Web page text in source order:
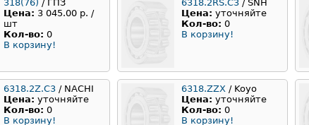
318(76) / ГПЗ
Цена: 3 045.00 р. /
шт
Кол-во: 0
В корзину!
6318.2RS.C3 / SNH
Цена: уточняйте
Кол-во: 0
В корзину!
6318.2Z.C3 / NACHI
Цена: уточняйте
Кол-во: 0
В корзину!
6318.ZZX / Koyo
Цена: уточняйте
Кол-во: 0
В корзину!